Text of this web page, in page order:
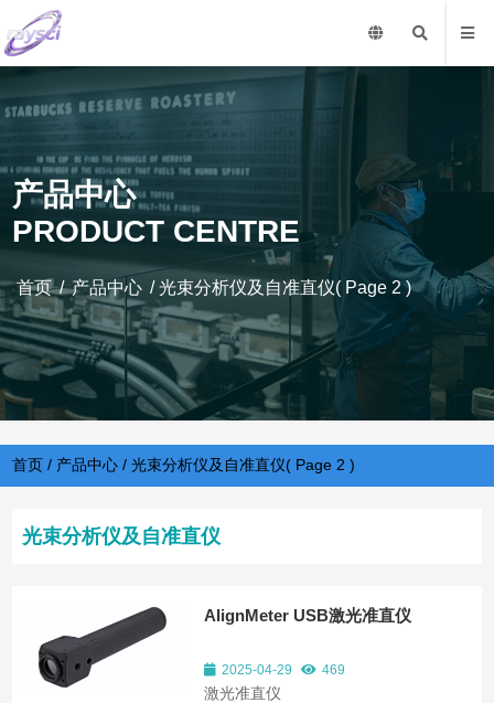
产品中心
PRODUCT CENTRE
首页/产品中心 /光束分析仪及自准直仪( Page 2 )
首页 / 产品中心 /光束分析仪及自准直仪( Page 2 )
光束分析仪及自准直仪
AlignMeter USB激光准直仪
2025-04-29 469
激光准直仪